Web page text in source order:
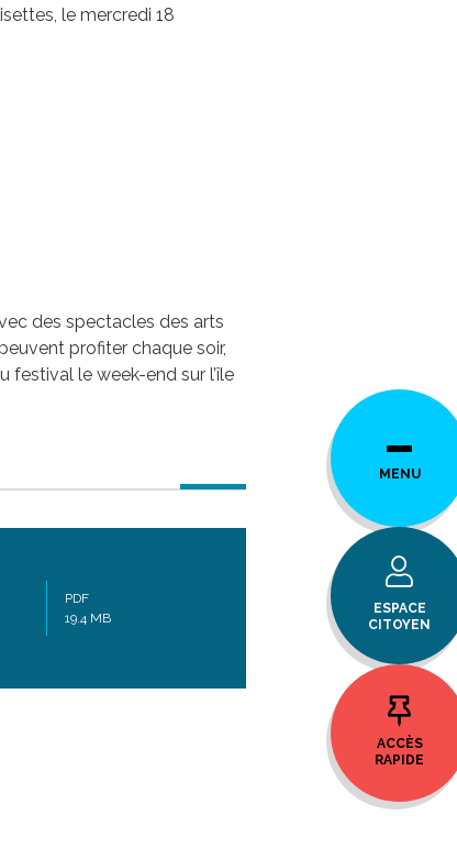
le mercredi 18
des spectacles des arts
profiter chaque soir,
festival le week-end sur l’île
PDF
19.4 MB
MENU
ESPACE
CITOYEN
ACCÈS
RAPIDE